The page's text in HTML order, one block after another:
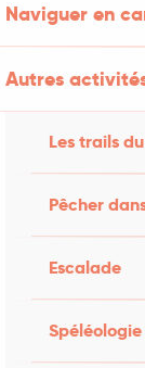
Naviguer en
Autres
Les trails
Pêcher
Escalade
Spéléologie
Pauline
- Mathias